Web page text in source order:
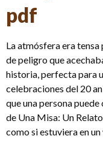
pdf
La atmósfera era
de peligro que
historia, perfecta para
celebraciones del 20
que una persona
de Una Misa: Un
como si estuviera en